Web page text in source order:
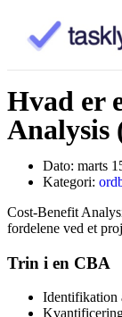
Hvad er
Analysis
Dato: marts
Kategori:
Cost-Benefit
fordelene ved et
Trin i en CBA
Identifikation